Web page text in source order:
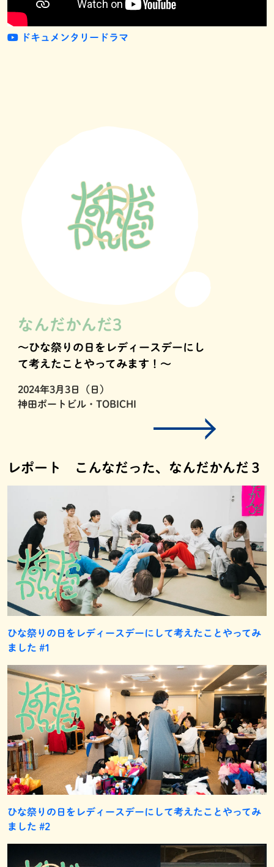
ドキュメンタリードラマ
なんだかんだ3
〜ひな祭りの日をレディースデーにし
て考えたことやってみます！〜
2024年3月3日（日）
神田ポートビル・TOBICHI
レポート こんなだった、なんだかんだ３
ひな祭りの日をレディースデーにして考えたことやってみ
ました #1
ひな祭りの日をレディースデーにして考えたことやってみ
ました #2